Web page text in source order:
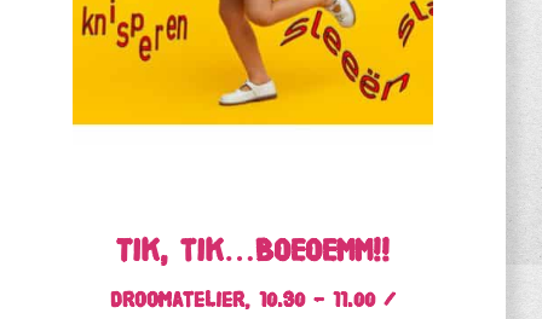
Tik, tik…BOEOEMM!!
Droomatelier, 10.30 – 11.00 /